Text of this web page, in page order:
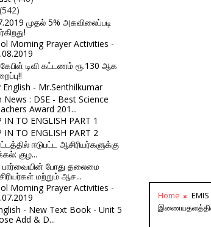
(542)
முதல் 5% அகவிலைப்படி
Morning Prayer Activities -
கேபிள் டிவி கட்டணம் ரூ.130 ஆக
English - Mr.Senthilkumar
News : DSE - Best Science
Award 201...
IN TO ENGLISH PART 1
IN TO ENGLISH PART 2
ஈடுபட்ட ஆசிரியர்களுக்கு
குழ...
பார்வையின் போது தலைமை
மற்றும் ஆச...
Morning Prayer Activities -
- New Text Book - Unit 5
Add & D...
Home EMIS
இணையதளத்தில்